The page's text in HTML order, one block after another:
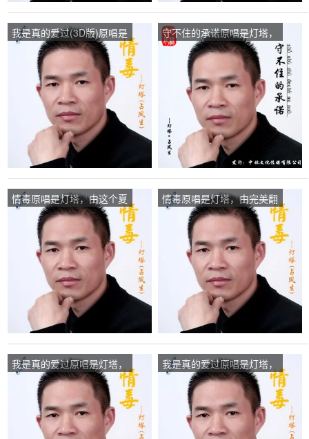
我是真的爱过(3D版)原唱是
灯塔，由闫丽娟翻唱(播
放:37)
守不住的承诺原唱是灯塔，
由爱不悔翻唱(播放:12)
情毒原唱是灯塔，由这个夏
天有点凉翻唱(播放:89)
情毒原唱是灯塔，由完美翻
唱(播放:13626)
我是真的爱过原唱是灯塔，
由西域神鹰翻唱(播放:115)
我是真的爱过原唱是灯塔，
由玖月飞龙翻唱(播放:11)